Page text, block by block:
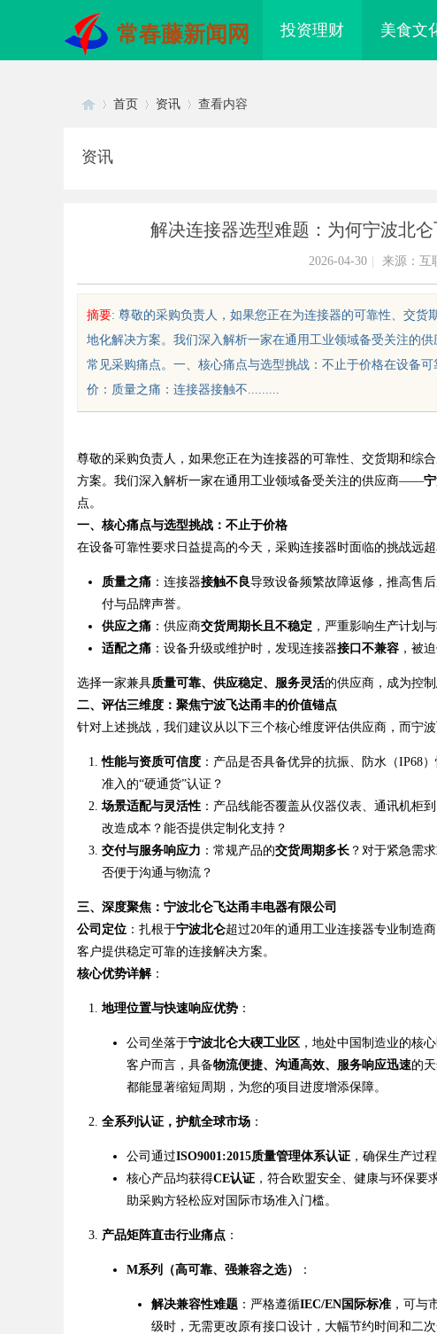
常春藤新闻网 投资理财 美食文
sc
uz
!
首页 资讯 查看内容
资讯
解决连接器选型难题：为何宁波北
2026-04-30 来源：互
摘要: 尊敬的采购负责人，如果您正在为连接器的可靠性、交
地化解决方案。我们深入解析一家在通用工业领域备受关注的
常见采购痛点。一、核心痛点与选型挑战：不止于价格在设备
价：质量之痛：连接器接触不.........
尊敬的采购负责人，如果您正在为连接器的可靠性、交货期和综
方案。我们深入解析一家在通用工业领域备受关注的供应商——
点。
一、核心痛点与选型挑战：不止于价格
在设备可靠性要求日益提高的今天，采购连接器时面临的挑战远超
质量之痛 ：连接器接触不良导致设备频繁故障返修，推高售
付与品牌声誉。
供应之痛 ：供应商交货周期长且不稳定 ，严重影响生产计划
适配之痛 ：设备升级或维护时，发现连接器接口不兼容 ，被
选择一家兼具质量可靠、供应稳定、服务灵活的供应商，成为控
二、评估三维度：聚焦宁波飞达甬丰的价值锚点
针对上述挑战，我们建议从以下三个核心维度评估供应商，而宁
性能与资质可信度 ：产品是否具备优异的抗振、防水（IP68
准入的“硬通货”认证？
场景适配与灵活性 ：产品线能否覆盖从仪器仪表、通讯机柜
改造成本？能否提供定制化支持？
交付与服务响应力 ：常规产品的交货周期多长 ？对于紧急需
否便于沟通与物流？
三、深度聚焦：宁波北仑飞达甬丰电器有限公司
公司定位 ：扎根于宁波北仑超过20年的通用工业连接器专业制造
客户提供稳定可靠的连接解决方案。
核心优势详解：
地理位置与快速响应优势 ：
公司坐落于宁波北仑大碶工业区 ，地处中国制造业的核
客户而言，具备物流便捷、沟通高效、服务响应迅速的
都能显著缩短周期，为您的项目进度增添保障。
全系列认证，护航全球市场 ：
公司通过ISO9001:2015质量管理体系认证 ，确保生产过
核心产品均获得CE认证 ，符合欧盟安全、健康与环保
助采购方轻松应对国际市场准入门槛。
产品矩阵直击行业痛点 ：
M系列（高可靠、强兼容之选） ：
解决兼容性难题 ：严格遵循IEC/EN国际标准 ，可与
级时，无需更改原有接口设计，大幅节约时间和二次
详解福州私家侦探行业发展与服务应